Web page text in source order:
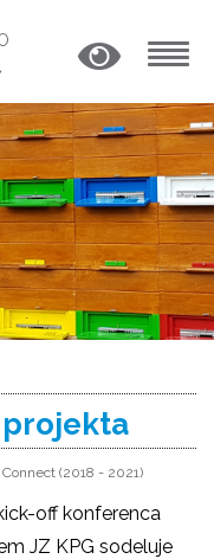
Connect (2018 - 2021)
off konferenca
JZ KPG sodeluje